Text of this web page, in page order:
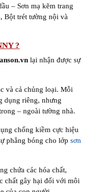
– Sơn mạ kẽm trang
Bột trét tường nội và
?
lại nhận được sự
và cả chủng loại. Mỗi
dụng riêng, nhưng
– ngoài tường nhà.
chống kiềm cực hiệu
phẳng bóng cho lớp sơn
chứa các hóa chất,
chất gây hại đối với môi